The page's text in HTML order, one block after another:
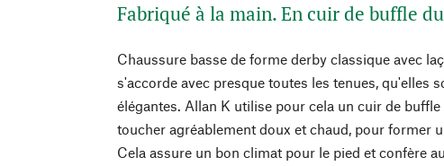
Fabriqué à la main. En cuir de buffle
Chaussure basse de forme derby classique avec
s'accorde avec presque toutes les tenues, qu'elles
élégantes. Allan K utilise pour cela un cuir de
toucher agréablement doux et chaud, pour former
Cela assure un bon climat pour le pied et confère